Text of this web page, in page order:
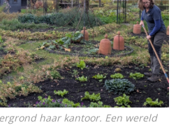
haar kantoor. Een wereld